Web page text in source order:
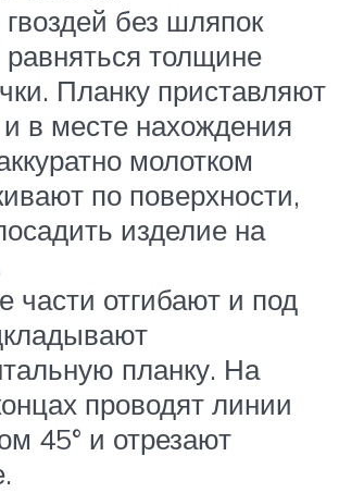
без шляпок
толщине
Планку приставляют
и в месте нахождения
молотком
по поверхности,
изделие на
части отгибают и под
планку. На
проводят линии
45° и отрезают